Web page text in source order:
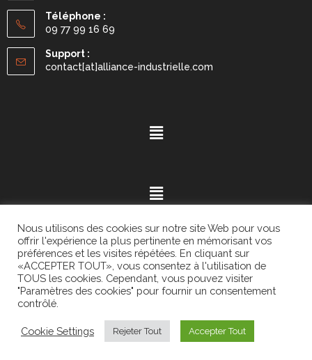
Téléphone :
09 77 99 16 69
Support :
contact[at]alliance-industrielle.com
Mention légales - ©2021.Alvaria. All Rights Reserved.
Nous utilisons des cookies sur notre site Web pour vous
offrir l'expérience la plus pertinente en mémorisant vos
préférences et les visites répétées. En cliquant sur
«ACCEPTER TOUT», vous consentez à l'utilisation de
TOUS les cookies. Cependant, vous pouvez visiter
"Paramètres des cookies" pour fournir un consentement
contrôlé.
Cookie Settings Rejeter Tout Accepter Tout